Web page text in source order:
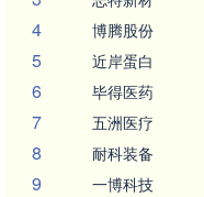
4 博腾股份
5 近岸蛋白
6 毕得医药
7 五洲医疗
8 耐科装备
9 一博科技